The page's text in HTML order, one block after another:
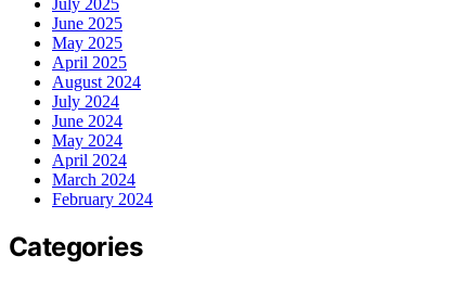
June 2025
May 2025
April 2025
August 2024
July 2024
June 2024
May 2024
April 2024
March 2024
February 2024
Categories